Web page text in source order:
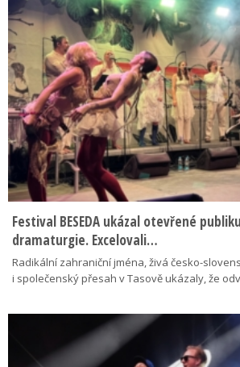
Festival BESEDA ukázal otevřené
dramaturgie. Excelovali…
Radikální zahraniční jména, živá česko-
i společenský přesah v Tasově ukázaly, že